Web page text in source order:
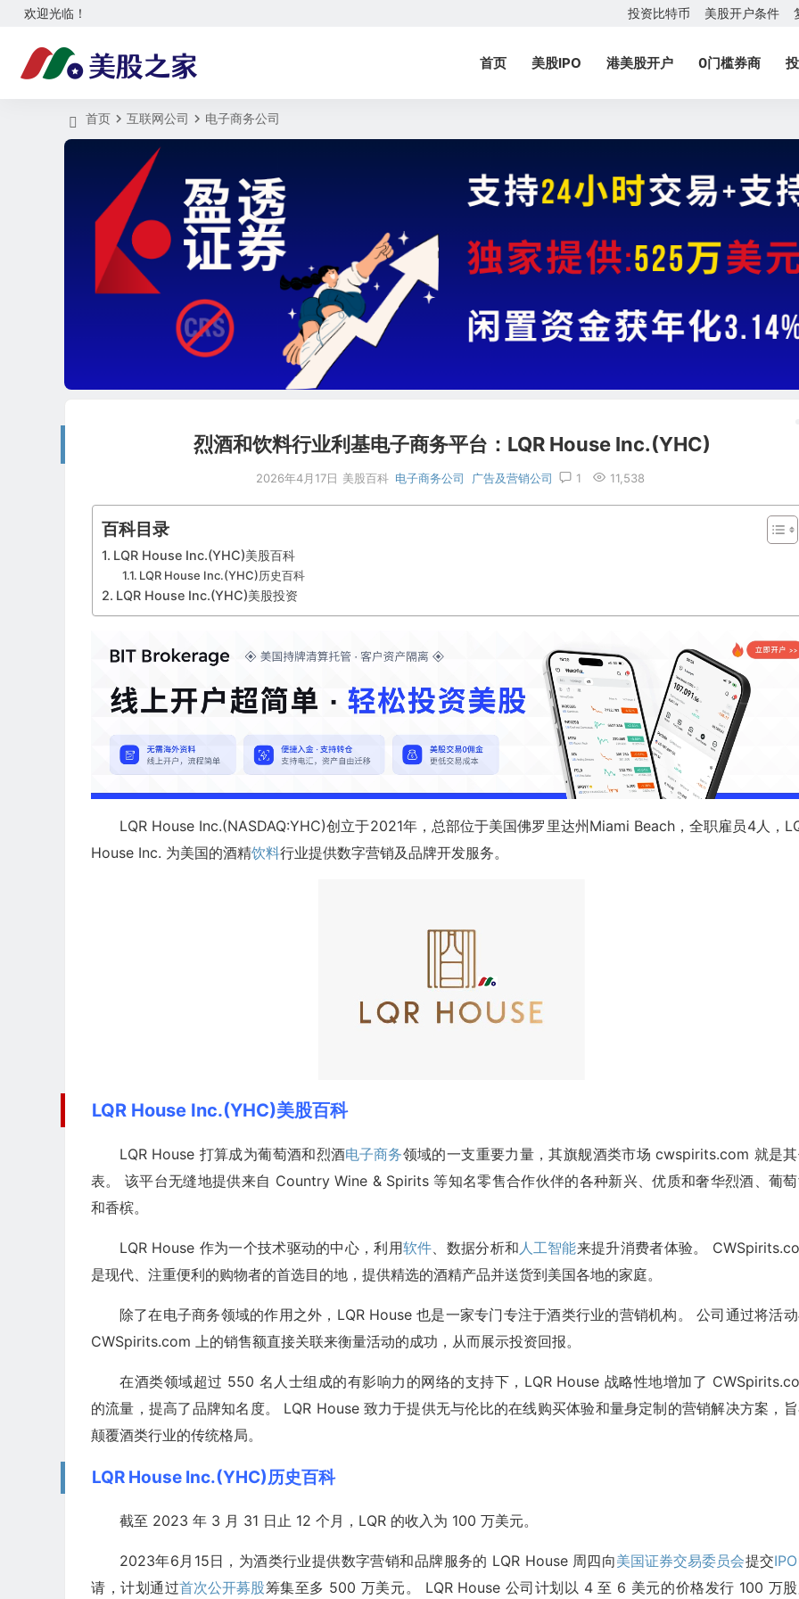
欢迎光临！ 投资比特币 美股开户条件
首页 美股IPO 港美股开户 0门槛券商
首页 互联网公司 电子商务公司
烈酒和饮料行业利基电子商务平台：LQR House Inc.(YHC)
2026年4月17日 美股百科 电子商务公司 广告及营销公司 1 11,538
百科目录
LQR House Inc.(YHC)美股百科
LQR House Inc.(YHC)历史百科
LQR House Inc.(YHC)美股投资
LQR House Inc.(NASDAQ:YHC)创立于2021年，总部位于美国佛罗里达州Miami Beach，全职雇员4人，
House Inc. 为美国的酒精饮料行业提供数字营销及品牌开发服务。
LQR House Inc.(YHC)美股百科
LQR House 打算成为葡萄酒和烈酒电子商务领域的一支重要力量，其旗舰酒类市场 cwspirits.com 就是
表。 该平台无缝地提供来自 Country Wine & Spirits 等知名零售合作伙伴的各种新兴、优质和奢华烈酒、葡
和香槟。
LQR House 作为一个技术驱动的中心，利用软件 、数据分析和 人工智能来提升消费者体验。
是现代、注重便利的购物者的首选目的地，提供精选的酒精产品并送货到美国各地的家庭。
除了在电子商务领域的作用之外，LQR House 也是一家专门专注于酒类行业的营销机构。 公司通过将活
CWSpirits.com 上的销售额直接关联来衡量活动的成功，从而展示投资回报。
在酒类领域超过 550 名人士组成的有影响力的网络的支持下，LQR House 战略性地增加了
的流量，提高了品牌知名度。 LQR House 致力于提供无与伦比的在线购买体验和量身定制的营销解决方案，
颠覆酒类行业的传统格局。
LQR House Inc.(YHC)历史百科
截至 2023 年 3 月 31 日止 12 个月，LQR 的收入为 100 万美元。
2023年6月15日，为酒类行业提供数字营销和品牌服务的 LQR House 周四向美国证券交易委员会提交IPO
请，计划通过首次公开募股筹集至多 500 万美元。 LQR House 公司计划以 4 至 6 美元的价格发行 100 万